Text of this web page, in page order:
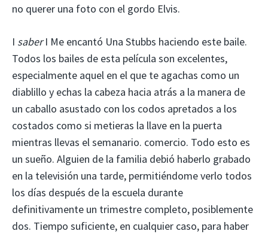
no querer una foto con el gordo Elvis.
I saberI Me encantó Una Stubbs haciendo este baile.
Todos los bailes de esta película son excelentes,
especialmente aquel en el que te agachas como un
diablillo y echas la cabeza hacia atrás a la manera de
un caballo asustado con los codos apretados a los
costados como si metieras la llave en la puerta
mientras llevas el semanario. comercio. Todo esto es
un sueño. Alguien de la familia debió haberlo grabado
en la televisión una tarde, permitiéndome verlo todos
los días después de la escuela durante
definitivamente un trimestre completo, posiblemente
dos. Tiempo suficiente, en cualquier caso, para haber